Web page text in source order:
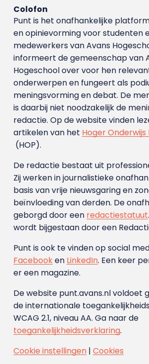
Colofon
Punt is het onafhankelijke
en opinievorming voor studenten
medewerkers van Avans
informeert de gemeenschap van
Hogeschool over voor hen
onderwerpen en fungeert als
meningsvorming en debat. De
is daarbij niet noodzakelijk de
redactie. Op de website vinden
artikelen van het Hoger
(HOP).
De redactie bestaat uit
Zij werken in journalistieke
basis van vrije nieuwsgaring en
beïnvloeding van derden. De
geborgd door een redactiestatuut
wordt bijgestaan door een
Punt is ook te vinden op social
Facebooken LinkedIn. Een keer
er een magazine.
De website punt.avans.nl voldoet
de internationale
WCAG 2.1, niveau AA. Ga naar de
toegankelijkheidsverklaring.
Cookie instellingen| Cookies